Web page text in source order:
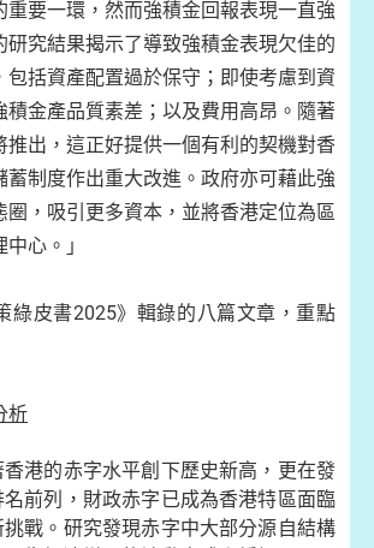
重要一環，然而強積金回報表現一直強
研究結果揭示了導致強積金表現欠佳的
包括資產配置過於保守；即使考慮到資
積金產品質素差；以及費用高昂。隨著
推出，這正好提供一個有利的契機對香
蓄制度作出重大改進。政府亦可藉此強
圈，吸引更多資本，並將香港定位為區
心。」
綠皮書2025》輯錄的八篇文章，重點
析
港的赤字水平創下歷史新高，更在發
前列，財政赤字已成為香港特區面臨
戰。研究發現赤字中大部分源自結構